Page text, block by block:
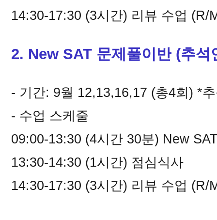
14:30-17:30 (3시간) 리뷰 수업 (R/
2. New SAT 문제풀이반 (추석
- 기간: 9월 12,13,16,17 (총4회) *
- 수업 스케줄
09:00-13:30 (4시간 30분) New
13:30-14:30 (1시간) 점심식사
14:30-17:30 (3시간) 리뷰 수업 (R/